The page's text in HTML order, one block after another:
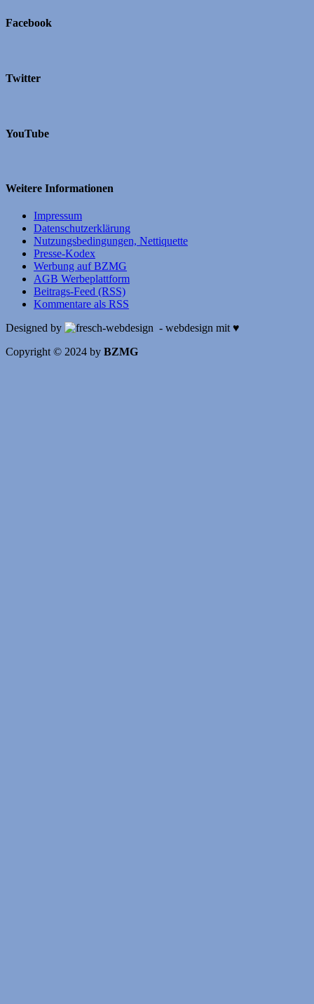
Facebook
Twitter
YouTube
Weitere Informationen
Impressum
Datenschutzerklärung
Nutzungsbedingungen, Nettiquette
Presse-Kodex
Werbung auf BZMG
AGB Werbeplattform
Beitrags-Feed (RSS)
Kommentare als RSS
Designed by
- webdesign mit ♥
Copyright © 2024 by BZMG